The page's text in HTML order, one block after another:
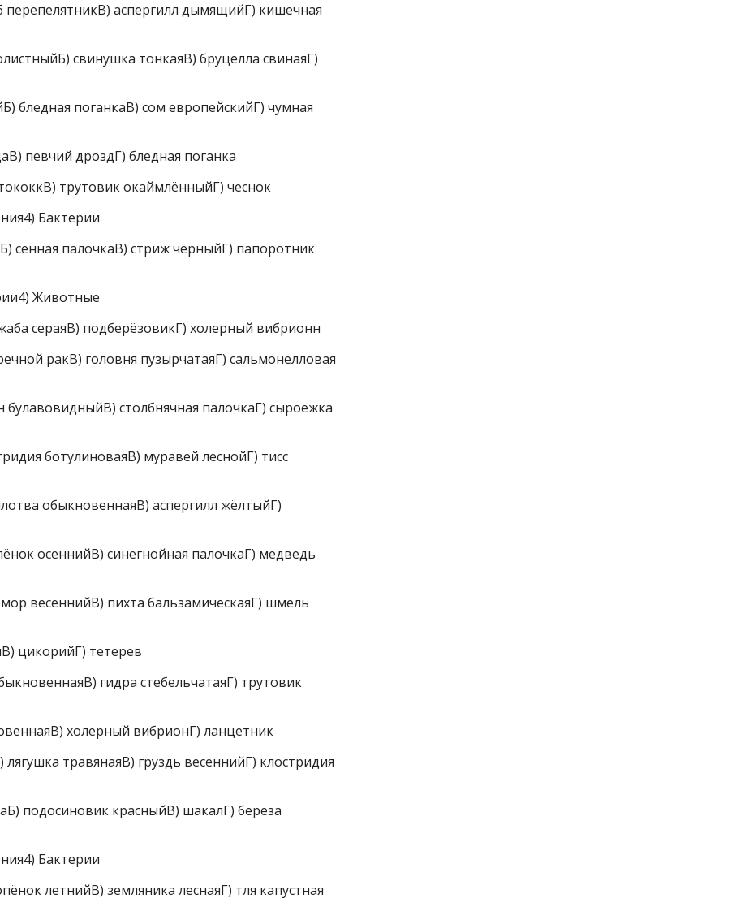
аспергилл дымящийГ) кишечная
свинушка тонкаяВ) бруцелла свинаяГ)
бледная поганкаВ) сом европейскийГ) чумная
певчий дроздГ) бледная поганка
трутовик окаймлённыйГ) чеснок
Бактерии
палочкаВ) стриж чёрныйГ) папоротник
Животные
сераяВ) подберёзовикГ) холерный вибрионн
ракВ) головня пузырчатаяГ) сальмонелловая
столбнячная палочкаГ) сыроежка
ботулиноваяВ) муравей леснойГ) тисс
обыкновеннаяВ) аспергилл жёлтыйГ)
осеннийВ) синегнойная палочкаГ) медведь
весеннийВ) пихта бальзамическаяГ) шмель
цикорийГ) тетерев
гидра стебельчатаяГ) трутовик
холерный вибрионГ) ланцетник
травянаяВ) груздь весеннийГ) клостридия
подосиновик красныйВ) шакалГ) берёза
Бактерии
летнийВ) земляника леснаяГ) тля капустная